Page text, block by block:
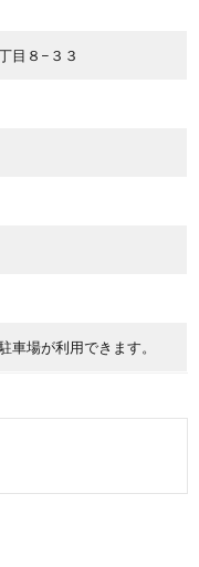
目８−３３
車場が利用できます。